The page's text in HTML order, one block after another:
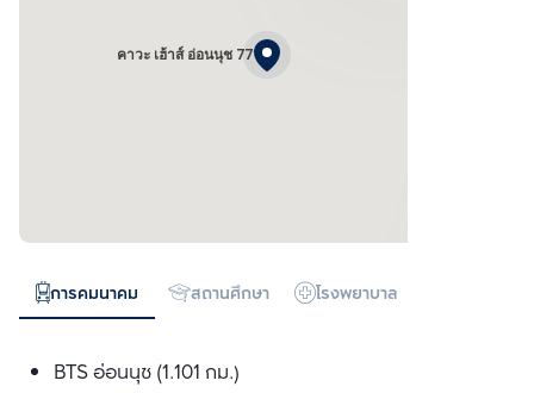
คาวะ เฮ้าส์ อ่อนนุช 77
การคมนาคม สถานศึกษา โรงพยาบาล
BTS อ่อนนุช (1.101 กม.)